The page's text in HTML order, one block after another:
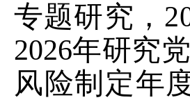
专题研究，
2026年研究
风险制定年